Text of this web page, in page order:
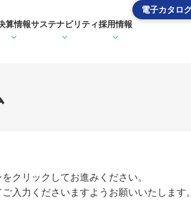
算情報サステナビリティ採用情報
電子カタロ
クリックしてお進みください。
入力くださいますようお願いいたします。